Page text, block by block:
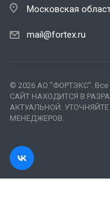
Московская
mail@fortex.ru
© 2026 АО "ФОРТЭКС".
САЙТ НАХОДИТСЯ В
АКТУАЛЬНОЙ.
МЕНЕДЖЕРОВ.